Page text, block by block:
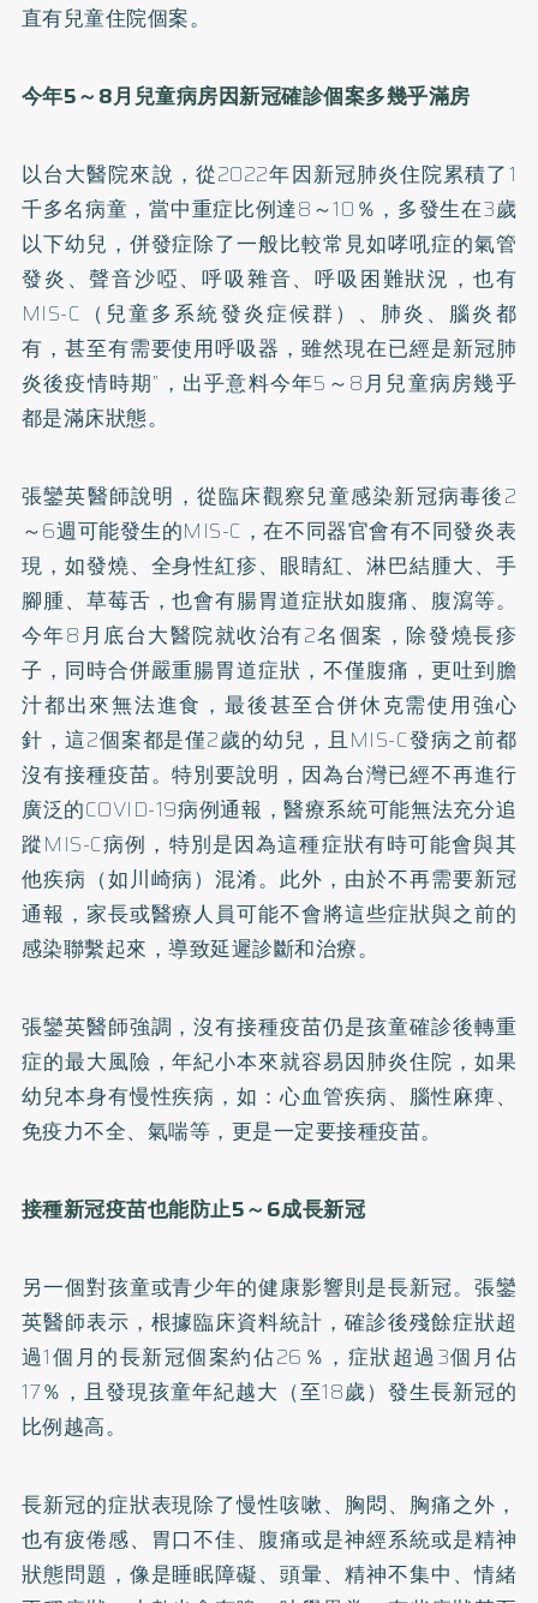
直有兒童住院個案。
今年5～8月兒童病房因新冠確診個案多幾乎滿房
以台大醫院來說，從2022年因新冠肺炎住院累積了1
千多名病童，當中重症比例達8～10％，多發生在3歲
以下幼兒，併發症除了一般比較常見如哮吼症的氣管
發炎、聲音沙啞、呼吸雜音、呼吸困難狀況，也有
MIS-C（兒童多系統發炎症候群）、肺炎、腦炎都
有，甚至有需要使用呼吸器，雖然現在已經是新冠肺
炎後疫情時期”，出乎意料今年5～8月兒童病房幾乎
都是滿床狀態。
張鑾英醫師說明，從臨床觀察兒童感染新冠病毒後2
～6週可能發生的MIS-C，在不同器官會有不同發炎表
現，如發燒、全身性紅疹、眼睛紅、淋巴結腫大、手
腳腫、草莓舌，也會有腸胃道症狀如腹痛、腹瀉等。
今年8月底台大醫院就收治有2名個案，除發燒長疹
子，同時合併嚴重腸胃道症狀，不僅腹痛，更吐到膽
汁都出來無法進食，最後甚至合併休克需使用強心
針，這2個案都是僅2歲的幼兒，且MIS-C發病之前都
沒有接種疫苗。特別要說明，因為台灣已經不再進行
廣泛的COVID-19病例通報，醫療系統可能無法充分追
蹤MIS-C病例，特別是因為這種症狀有時可能會與其
他疾病（如川崎病）混淆。此外，由於不再需要新冠
通報，家長或醫療人員可能不會將這些症狀與之前的
感染聯繫起來，導致延遲診斷和治療。
張鑾英醫師強調，沒有接種疫苗仍是孩童確診後轉重
症的最大風險，年紀小本來就容易因肺炎住院，如果
幼兒本身有慢性疾病，如：心血管疾病、腦性麻痺、
免疫力不全、氣喘等，更是一定要接種疫苗。
接種新冠疫苗也能防止5～6成長新冠
另一個對孩童或青少年的健康影響則是長新冠。張鑾
英醫師表示，根據臨床資料統計，確診後殘餘症狀超
過1個月的長新冠個案約佔26％，症狀超過3個月佔
17％，且發現孩童年紀越大（至18歲）發生長新冠的
比例越高。
長新冠的症狀表現除了慢性咳嗽、胸悶、胸痛之外，
也有疲倦感、胃口不佳、腹痛或是神經系統或是精神
狀態問題，像是睡眠障礙、頭暈、精神不集中、情緒